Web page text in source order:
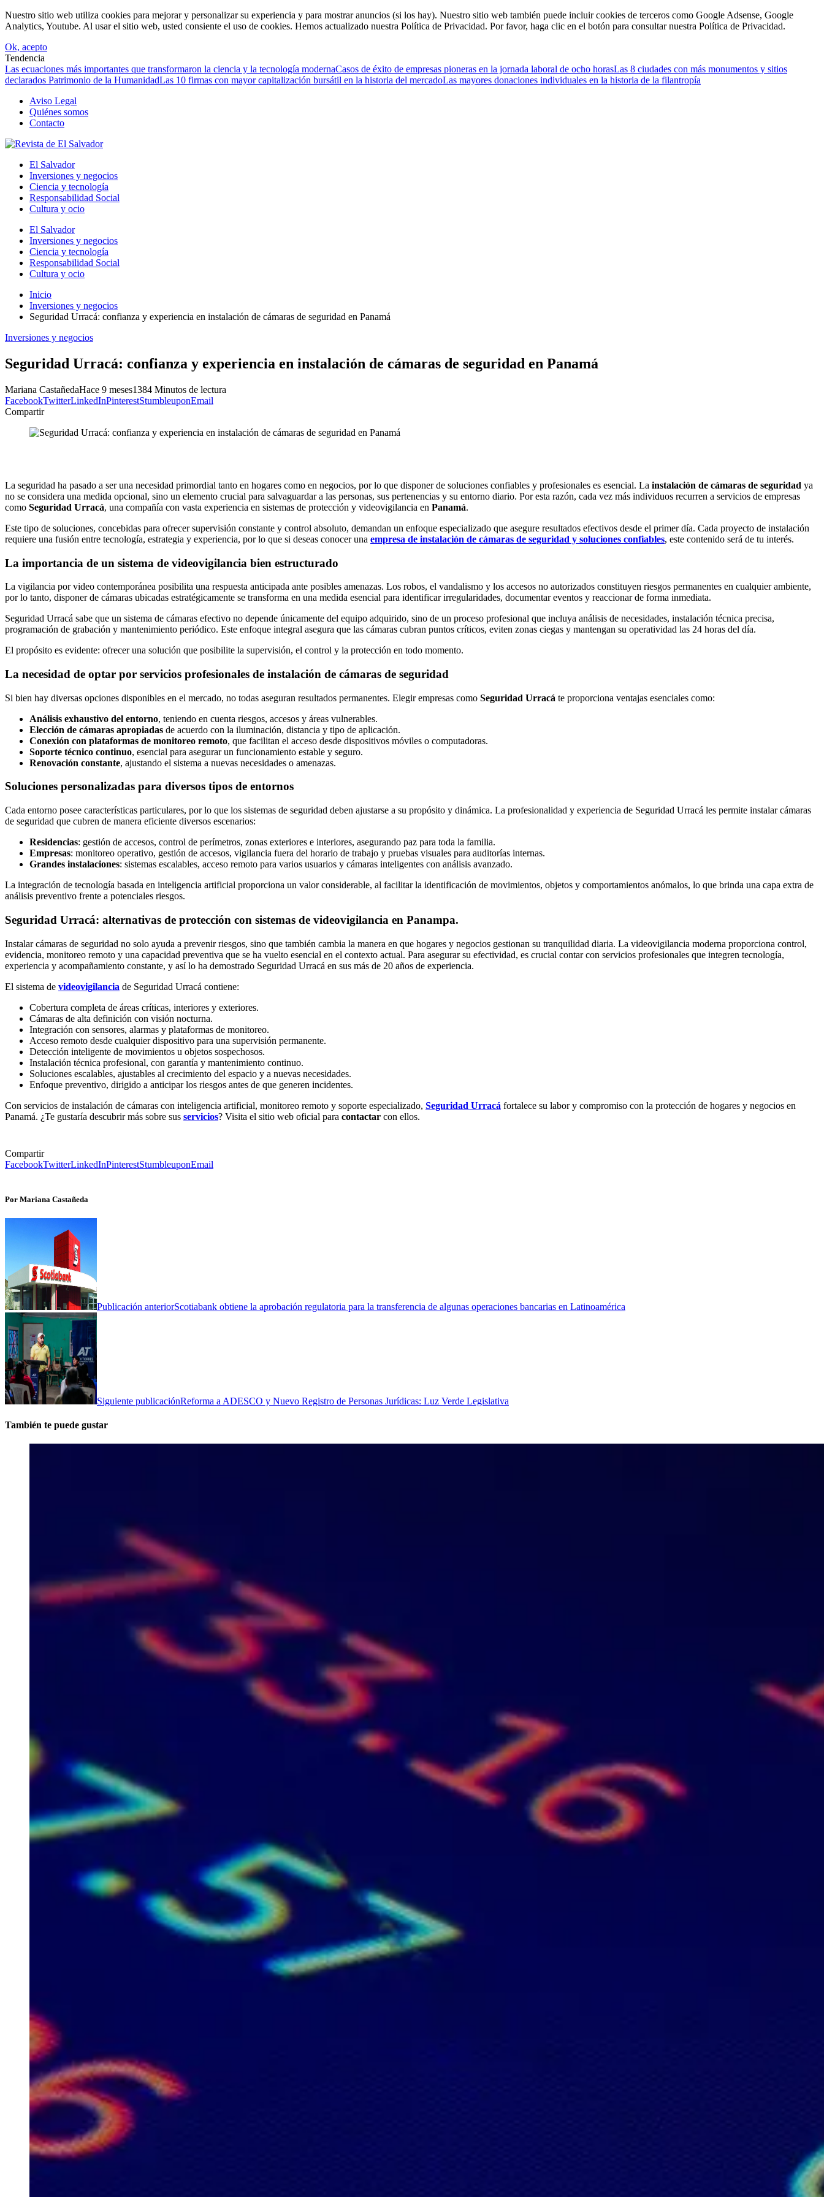
Nuestro sitio web utiliza cookies para mejorar y personalizar su experiencia y para mostrar anuncios (si los hay). Nuestro sitio web también puede incluir cookies de terceros como Google Adsense, Google
Analytics, Youtube. Al usar el sitio web, usted consiente el uso de cookies. Hemos actualizado nuestra Política de Privacidad. Por favor, haga clic en el botón para consultar nuestra Política de Privacidad.
Ok, acepto
Tendencia
Las ecuaciones más importantes que transformaron la ciencia y la tecnología modernaCasos de éxito de empresas pioneras en la jornada laboral de ocho horasLas 8 ciudades con más monumentos y sitios
declarados Patrimonio de la HumanidadLas 10 firmas con mayor capitalización bursátil en la historia del mercadoLas mayores donaciones individuales en la historia de la filantropía
Aviso Legal
Quiénes somos
Contacto
El Salvador
Inversiones y negocios
Ciencia y tecnología
Responsabilidad Social
Cultura y ocio
El Salvador
Inversiones y negocios
Ciencia y tecnología
Responsabilidad Social
Cultura y ocio
Inicio
Inversiones y negocios
Seguridad Urracá: confianza y experiencia en instalación de cámaras de seguridad en Panamá
Inversiones y negocios
Seguridad Urracá: confianza y experiencia en instalación de cámaras de seguridad en Panamá
Mariana CastañedaHace 9 meses1384 Minutos de lectura
FacebookTwitterLinkedInPinterestStumbleuponEmail
Compartir
La seguridad ha pasado a ser una necesidad primordial tanto en hogares como en negocios, por lo que disponer de soluciones confiables y profesionales es esencial. La instalación de cámaras de seguridad ya
no se considera una medida opcional, sino un elemento crucial para salvaguardar a las personas, sus pertenencias y su entorno diario. Por esta razón, cada vez más individuos recurren a servicios de empresas
como Seguridad Urracá, una compañía con vasta experiencia en sistemas de protección y videovigilancia en Panamá.
Este tipo de soluciones, concebidas para ofrecer supervisión constante y control absoluto, demandan un enfoque especializado que asegure resultados efectivos desde el primer día. Cada proyecto de instalación
requiere una fusión entre tecnología, estrategia y experiencia, por lo que si deseas conocer una empresa de instalación de cámaras de seguridad y soluciones confiables, este contenido será de tu interés.
La importancia de un sistema de videovigilancia bien estructurado
La vigilancia por video contemporánea posibilita una respuesta anticipada ante posibles amenazas. Los robos, el vandalismo y los accesos no autorizados constituyen riesgos permanentes en cualquier ambiente,
por lo tanto, disponer de cámaras ubicadas estratégicamente se transforma en una medida esencial para identificar irregularidades, documentar eventos y reaccionar de forma inmediata.
Seguridad Urracá sabe que un sistema de cámaras efectivo no depende únicamente del equipo adquirido, sino de un proceso profesional que incluya análisis de necesidades, instalación técnica precisa,
programación de grabación y mantenimiento periódico. Este enfoque integral asegura que las cámaras cubran puntos críticos, eviten zonas ciegas y mantengan su operatividad las 24 horas del día.
El propósito es evidente: ofrecer una solución que posibilite la supervisión, el control y la protección en todo momento.
La necesidad de optar por servicios profesionales de instalación de cámaras de seguridad
Si bien hay diversas opciones disponibles en el mercado, no todas aseguran resultados permanentes. Elegir empresas como Seguridad Urracá te proporciona ventajas esenciales como:
Análisis exhaustivo del entorno, teniendo en cuenta riesgos, accesos y áreas vulnerables.
Elección de cámaras apropiadas de acuerdo con la iluminación, distancia y tipo de aplicación.
Conexión con plataformas de monitoreo remoto, que facilitan el acceso desde dispositivos móviles o computadoras.
Soporte técnico continuo, esencial para asegurar un funcionamiento estable y seguro.
Renovación constante, ajustando el sistema a nuevas necesidades o amenazas.
Soluciones personalizadas para diversos tipos de entornos
Cada entorno posee características particulares, por lo que los sistemas de seguridad deben ajustarse a su propósito y dinámica. La profesionalidad y experiencia de Seguridad Urracá les permite instalar cámaras
de seguridad que cubren de manera eficiente diversos escenarios:
Residencias: gestión de accesos, control de perímetros, zonas exteriores e interiores, asegurando paz para toda la familia.
Empresas: monitoreo operativo, gestión de accesos, vigilancia fuera del horario de trabajo y pruebas visuales para auditorías internas.
Grandes instalaciones: sistemas escalables, acceso remoto para varios usuarios y cámaras inteligentes con análisis avanzado.
La integración de tecnología basada en inteligencia artificial proporciona un valor considerable, al facilitar la identificación de movimientos, objetos y comportamientos anómalos, lo que brinda una capa extra de
análisis preventivo frente a potenciales riesgos.
Seguridad Urracá: alternativas de protección con sistemas de videovigilancia en Panampa.
Instalar cámaras de seguridad no solo ayuda a prevenir riesgos, sino que también cambia la manera en que hogares y negocios gestionan su tranquilidad diaria. La videovigilancia moderna proporciona control,
evidencia, monitoreo remoto y una capacidad preventiva que se ha vuelto esencial en el contexto actual. Para asegurar su efectividad, es crucial contar con servicios profesionales que integren tecnología,
experiencia y acompañamiento constante, y así lo ha demostrado Seguridad Urracá en sus más de 20 años de experiencia.
El sistema de videovigilancia de Seguridad Urracá contiene:
Cobertura completa de áreas críticas, interiores y exteriores.
Cámaras de alta definición con visión nocturna.
Integración con sensores, alarmas y plataformas de monitoreo.
Acceso remoto desde cualquier dispositivo para una supervisión permanente.
Detección inteligente de movimientos u objetos sospechosos.
Instalación técnica profesional, con garantía y mantenimiento continuo.
Soluciones escalables, ajustables al crecimiento del espacio y a nuevas necesidades.
Enfoque preventivo, dirigido a anticipar los riesgos antes de que generen incidentes.
Con servicios de instalación de cámaras con inteligencia artificial, monitoreo remoto y soporte especializado, Seguridad Urracá fortalece su labor y compromiso con la protección de hogares y negocios en
Panamá. ¿Te gustaría descubrir más sobre sus servicios? Visita el sitio web oficial para contactar con ellos.
Compartir
FacebookTwitterLinkedInPinterestStumbleuponEmail
Por Mariana Castañeda
Publicación anteriorScotiabank obtiene la aprobación regulatoria para la transferencia de algunas operaciones bancarias en Latinoamérica
Siguiente publicaciónReforma a ADESCO y Nuevo Registro de Personas Jurídicas: Luz Verde Legislativa
También te puede gustar